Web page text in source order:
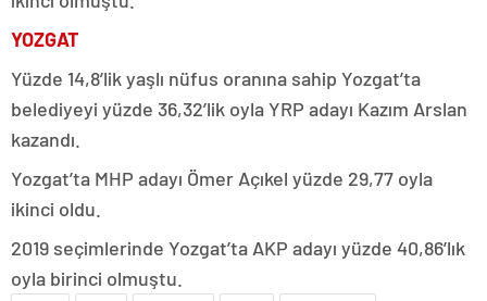
YOZGAT
Yüzde 14,8’lik yaşlı nüfus oranına sahip Yozgat’ta
belediyeyi yüzde 36,32’lik oyla YRP adayı Kazım Arslan
kazandı.
Yozgat’ta MHP adayı Ömer Açıkel yüzde 29,77 oyla
ikinci oldu.
2019 seçimlerinde Yozgat’ta AKP adayı yüzde 40,86’lık
oyla birinci olmuştu.